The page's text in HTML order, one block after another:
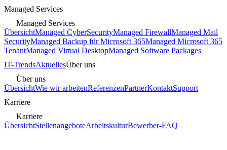
Managed Services
Managed Services
ÜbersichtManaged CyberSecurityManaged FirewallManaged Mail
SecurityManaged Backup für Microsoft 365Managed Microsoft 365
TenantManaged Virtual DesktopManaged Software Packages
IT-TrendsAktuellesÜber uns
Über uns
ÜbersichtWie wir arbeitenReferenzenPartnerKontaktSupport
Karriere
Karriere
ÜbersichtStellenangeboteArbeitskulturBewerber-FAQ